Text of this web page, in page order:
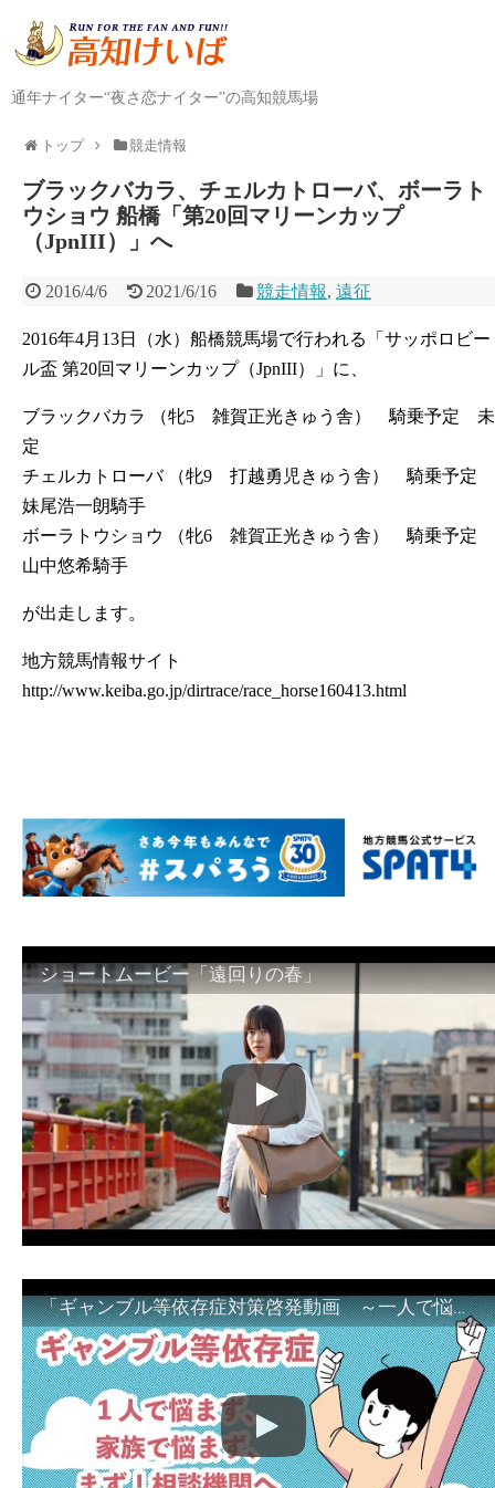
通年ナイター“夜さ恋ナイター”の高知競馬場
トップ 競走情報
ブラックバカラ、チェルカトローバ、ボーラト
ウショウ 船橋「第20回マリーンカップ
（JpnIII）」へ
2016/4/6 2021/6/16 競走情報,遠征
2016年4月13日（水）船橋競馬場で行われる「サッポロビー
ル盃 第20回マリーンカップ（JpnIII）」に、
ブラックバカラ （牝5 雑賀正光きゅう舎） 騎乗予定 未
定
チェルカトローバ （牝9 打越勇児きゅう舎） 騎乗予定
妹尾浩一朗騎手
ボーラトウショウ （牝6 雑賀正光きゅう舎） 騎乗予定
山中悠希騎手
が出走します。
地方競馬情報サイト
http://www.keiba.go.jp/dirtrace/race_horse160413.html
ショートムービー「遠回りの春」
「ギャンブル等依存症対策啓発動画 ～一人で悩まず、家族で悩まず、まず！相談機関へ～」